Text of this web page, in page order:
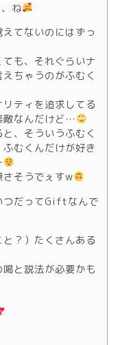
ね
てないのにはずっ
も、それぐらいナ
ちゃうのがふむく
ティを追求してる
敵なんだけど…
、そういうふむく
むくんだけが好き
そうでぇすw
つだってGiftなんで
？）たくさんある
と説法が必要かも